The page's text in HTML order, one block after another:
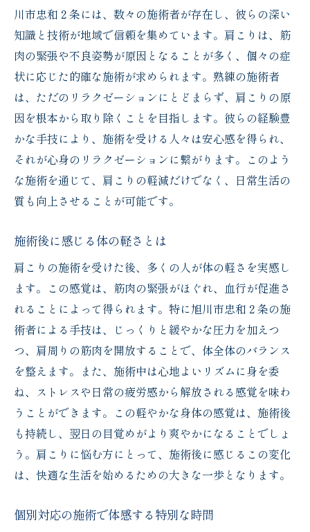
川市忠和２条には、数々の施術者が存在し、彼らの深い
知識と技術が地域で信頼を集めています。肩こりは、筋
肉の緊張や不良姿勢が原因となることが多く、個々の症
状に応じた的確な施術が求められます。熟練の施術者
は、ただのリラクゼーションにとどまらず、肩こりの原
因を根本から取り除くことを目指します。彼らの経験豊
かな手技により、施術を受ける人々は安心感を得られ、
それが心身のリラクゼーションに繋がります。このよう
な施術を通じて、肩こりの軽減だけでなく、日常生活の
質も向上させることが可能です。
施術後に感じる体の軽さとは
肩こりの施術を受けた後、多くの人が体の軽さを実感し
ます。この感覚は、筋肉の緊張がほぐれ、血行が促進さ
れることによって得られます。特に旭川市忠和２条の施
術者による手技は、じっくりと緩やかな圧力を加えつ
つ、肩周りの筋肉を開放することで、体全体のバランス
を整えます。また、施術中は心地よいリズムに身を委
ね、ストレスや日常の疲労感から解放される感覚を味わ
うことができます。この軽やかな身体の感覚は、施術後
も持続し、翌日の目覚めがより爽やかになることでしょ
う。肩こりに悩む方にとって、施術後に感じるこの変化
は、快適な生活を始めるための大きな一歩となります。
個別対応の施術で体感する特別な時間